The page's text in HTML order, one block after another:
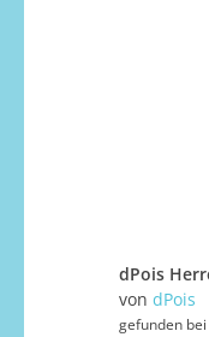
von dPois
gefunden bei